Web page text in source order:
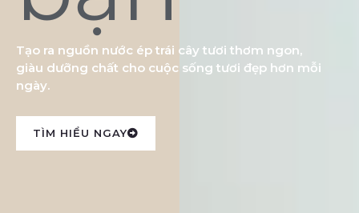
Tạo ra nguồn nước ép trái cây tươi thơm ngon,
giàu dưỡng chất cho cuộc sống tươi đẹp hơn mỗi
ngày.
TÌM HIỂU NGAY